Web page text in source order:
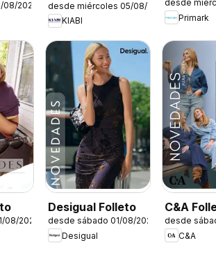
2026
desde miércoles 05/08/2026
KIABI
Hogar
desde
Primark
2026
Desigual Folleto
desde sábado 01/08/2026
Desigual
C&A
desde
C&A